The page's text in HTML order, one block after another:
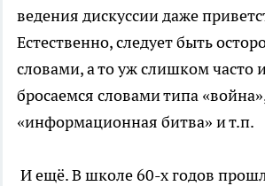
ведения дискуссии даже
Естественно, следует быть
словами, а то уж слишком часто
бросаемся словами типа
«информационная битва» и т.п.
И ещё. В школе 60-х годов